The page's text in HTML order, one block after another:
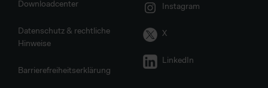
Downloadcenter
Datenschutz & rechtliche
Hinweise
Barrierefreiheitserklärung
Instagram
X
LinkedIn